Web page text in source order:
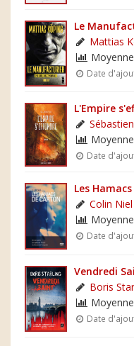
Le
Mattias
Date
L'Empire
Date
Les
Colin Niel
Date
Vendredi
Boris
Date